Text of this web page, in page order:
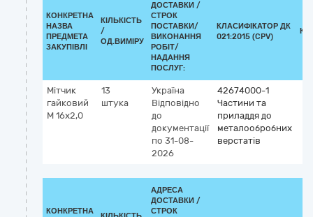
КОНКРЕТНА
НАЗВА
ПРЕДМЕТА
ЗАКУПІВЛІ
КІЛЬКІСТЬ
/
ОД.ВИМІРУ
ДОСТАВКИ /
СТРОК
ПОСТАВКИ/
ВИКОНАННЯ
РОБІТ/
НАДАННЯ
ПОСЛУГ:
КЛАСИФІКАТОР ДК
021:2015 (CPV)
Мітчик
гайковий
М 16х2,0
13
штука
Україна
Відповідно
до
документації
по 31-08-
2026
42674000-1
Частини та
приладдя до
металообробних
верстатів
КОНКРЕТНА
АДРЕСА
ДОСТАВКИ /
СТРОК